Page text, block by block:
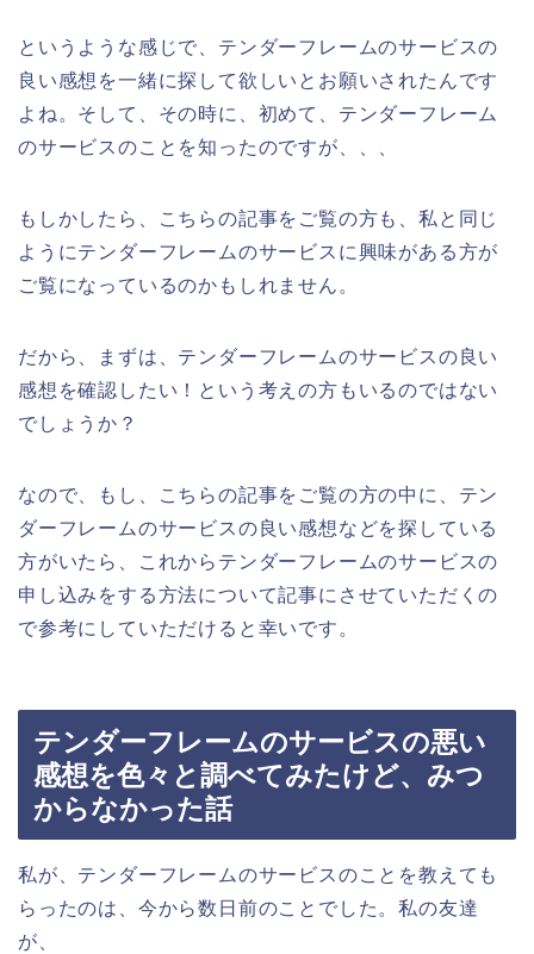
というような感じで、テンダーフレームのサービスの
良い感想を一緒に探して欲しいとお願いされたんです
よね。そして、その時に、初めて、テンダーフレーム
のサービスのことを知ったのですが、、、
もしかしたら、こちらの記事をご覧の方も、私と同じ
ようにテンダーフレームのサービスに興味がある方が
ご覧になっているのかもしれません。
だから、まずは、テンダーフレームのサービスの良い
感想を確認したい！という考えの方もいるのではない
でしょうか？
なので、もし、こちらの記事をご覧の方の中に、テン
ダーフレームのサービスの良い感想などを探している
方がいたら、これからテンダーフレームのサービスの
申し込みをする方法について記事にさせていただくの
で参考にしていただけると幸いです。
テンダーフレームのサービスの悪い
感想を色々と調べてみたけど、みつ
からなかった話
私が、テンダーフレームのサービスのことを教えても
らったのは、今から数日前のことでした。私の友達
が、